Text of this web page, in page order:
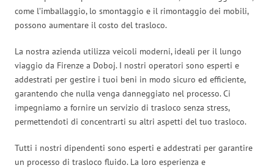
come l’imballaggio, lo smontaggio e il rimontaggio dei mobili,
possono aumentare il costo del trasloco.
La nostra azienda utilizza veicoli moderni, ideali per il lungo
viaggio da Firenze a Doboj. I nostri operatori sono esperti e
addestrati per gestire i tuoi beni in modo sicuro ed efficiente,
garantendo che nulla venga danneggiato nel processo. Ci
impegniamo a fornire un servizio di trasloco senza stress,
permettendoti di concentrarti su altri aspetti del tuo trasloco.
Tutti i nostri dipendenti sono esperti e addestrati per garantire
un processo di trasloco fluido. La loro esperienza e